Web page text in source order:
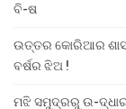
ବି-ଷ
ଉତ୍ତର କୋରିଆର
ବର୍ଷର ଝିଅ !
ମଝି ସମୁଦ୍ରରୁ ଉ-ଦ୍ଧାର